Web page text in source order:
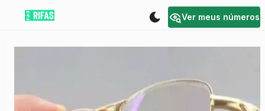
Ver meus números